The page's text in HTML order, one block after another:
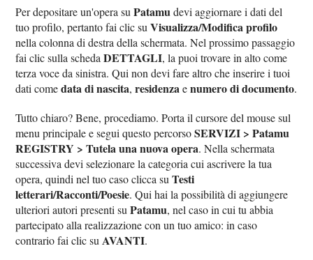
Per depositare un'opera suPatamudevi aggiornare i dati del
tuo profilo, pertanto fai clic suVisualizza/Modifica profilo
nella colonna di destra della schermata. Nel prossimo passaggio
fai clic sulla schedaDETTAGLI, la puoi trovare in alto come
terza voce da sinistra. Qui non devi fare altro che inserire i tuoi
dati comedata di nascita,residenzaenumero di documento.
Tutto chiaro? Bene, procediamo. Porta il cursore del mouse sul
menu principale e segui questo percorsoSERVIZI > Patamu
REGISTRY > Tutela una nuova opera. Nella schermata
successiva devi selezionare la categoria cui ascrivere la tua
opera, quindi nel tuo caso clicca suTesti
letterari/Racconti/Poesie. Qui hai la possibilità di aggiungere
ulteriori autori presenti suPatamu, nel caso in cui tu abbia
partecipato alla realizzazione con un tuo amico: in caso
contrario fai clic su AVANTI.